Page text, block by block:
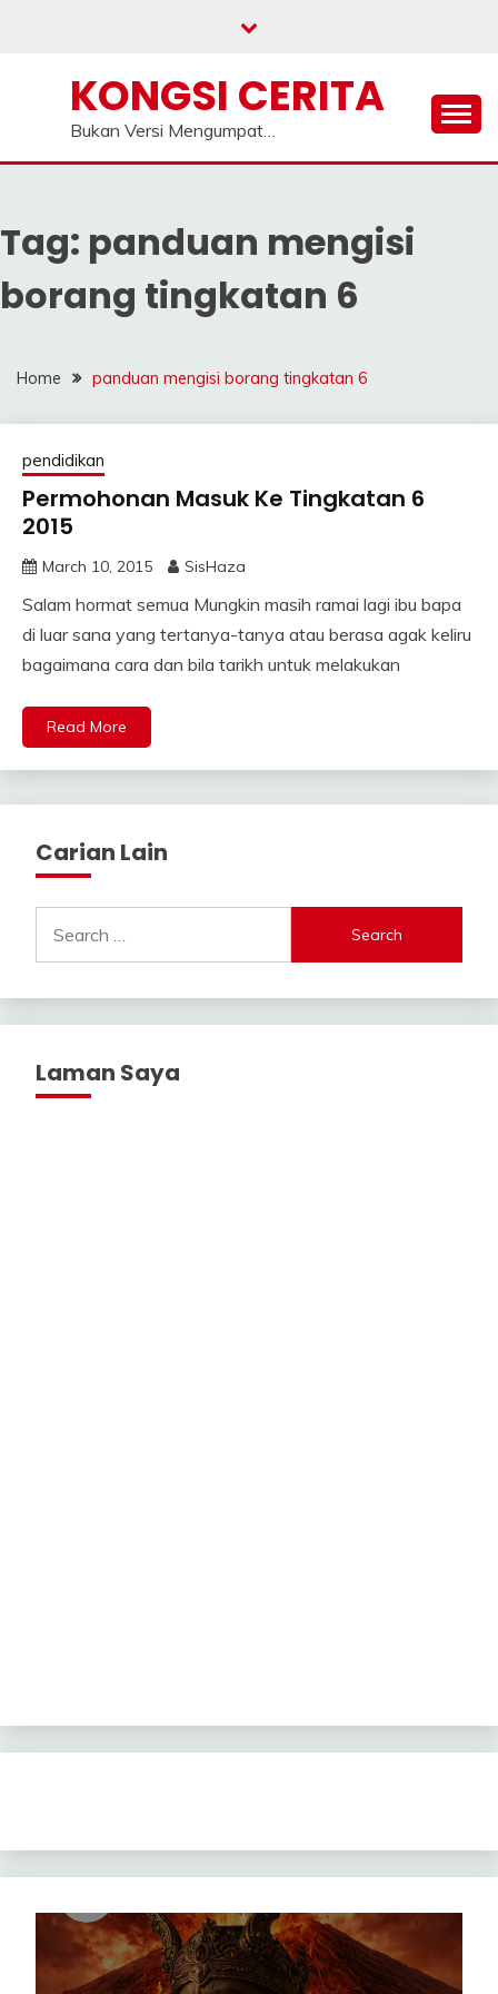
KONGSI CERITA
Bukan Versi Mengumpat…
Tag: panduan mengisi
borang tingkatan 6
Home panduan mengisi borang tingkatan 6
pendidikan
Permohonan Masuk Ke Tingkatan 6
2015
March 10, 2015 SisHaza
Salam hormat semua Mungkin masih ramai lagi ibu bapa
di luar sana yang tertanya-tanya atau berasa agak keliru
bagaimana cara dan bila tarikh untuk melakukan
Read More
Carian Lain
for:
Laman Saya